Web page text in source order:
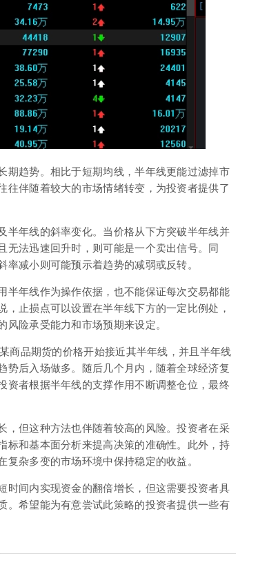
期趋势。相比于短期均线，半年线更能过滤掉市
伴随着较大的市场情绪转变，为投资者提供了
半年线的斜率变化。当价格从下方突破半年线并
法迅速回升时，则可能是一个卖出信号。同
减小则可能预示着趋势的减弱或反转。
半年线作为操作依据，也不能保证每次交易都能
止损点可以设置在半年线下方的一定比例处，
险承受能力和市场预期来设定。
商品期货的价格开始接近其半年线，并且半年线
后入场做多。随后几个月内，随着全球经济复
者根据半年线的支撑作用不断调整仓位，最终
，但这种方法也伴随着较高的风险。投资者在采
标和基本面分析来提高决策的准确性。此外，持
杂多变的市场环境中保持稳定的收益。
时间内实现资金的翻倍增长，但这需要投资者具
。希望能为有意尝试此策略的投资者提供一些有